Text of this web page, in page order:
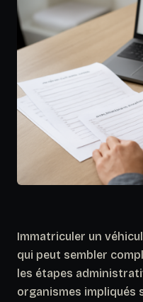
Immatriculer un
qui peut sembler
les étapes
organismes impliqués